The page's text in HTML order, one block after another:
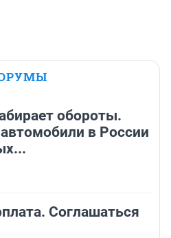
обороты.
в России
Соглашаться